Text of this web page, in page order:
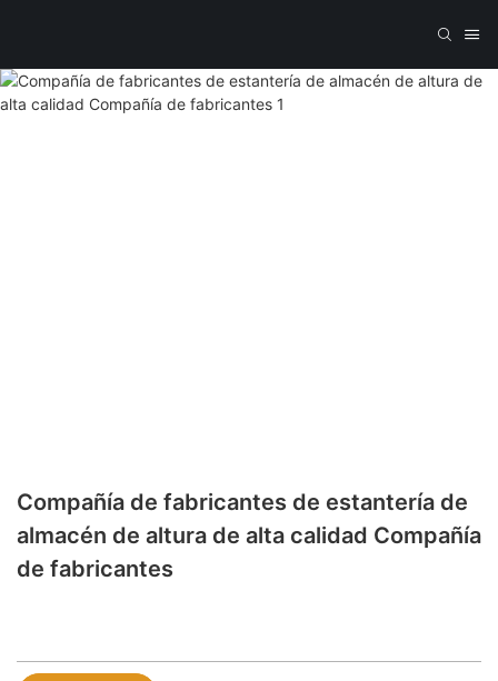
Compañía de fabricantes de estantería de
almacén de altura de alta calidad Compañía
de fabricantes